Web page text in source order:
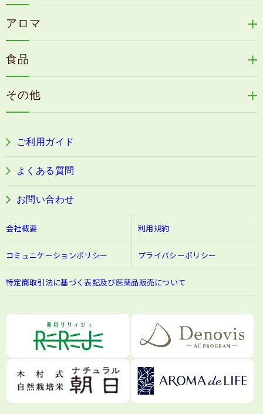
リリィジュミスト
リリィジュサプリ
毛歓
ヘアケアその他
天の葉健康緑茶
カイアポシリーズ
速感伝統香醋
古家のにんにく
目の疲労感・首肩に感じる負担緩和サプリ
阿波晩茶
うる肌箋
フェミールホワイトNKB
アロマ
浦上式アロマシリーズ
色彩マスク
食品
その他
ご利用ガイド
よくある質問
お問い合わせ
会社概要 利用規約
コミュニケーションポリシー プライバシーポリシー
特定商取引法に基づく表記及び医薬品販売について